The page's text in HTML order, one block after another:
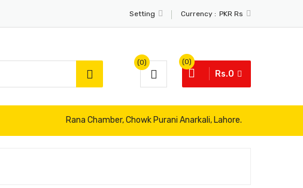
Setting Currency : PKR Rs
(0)
Rs.0
(0)
Rana Chamber, Chowk Purani Anarkali, Lahore.